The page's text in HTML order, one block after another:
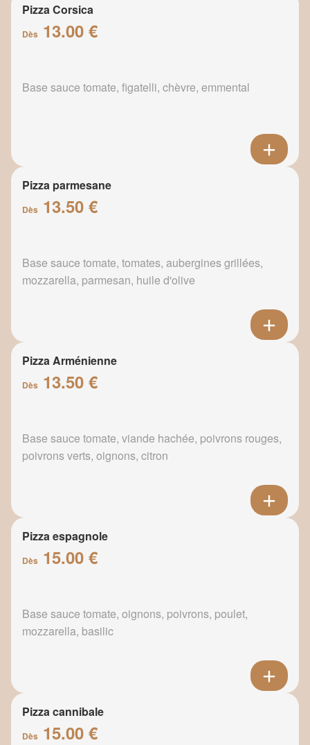
Pizza Corsica
Dès 13.00 €
Base sauce tomate, figatelli, chèvre, emmental
Pizza parmesane
Dès 13.50 €
Base sauce tomate, tomates, aubergines grillées,
mozzarella, parmesan, huile d'olive
Pizza Arménienne
Dès 13.50 €
Base sauce tomate, viande hachée, poivrons rouges,
poivrons verts, oignons, citron
Pizza espagnole
Dès 15.00 €
Base sauce tomate, oignons, poivrons, poulet,
mozzarella, basilic
Pizza cannibale
Dès 15.00 €